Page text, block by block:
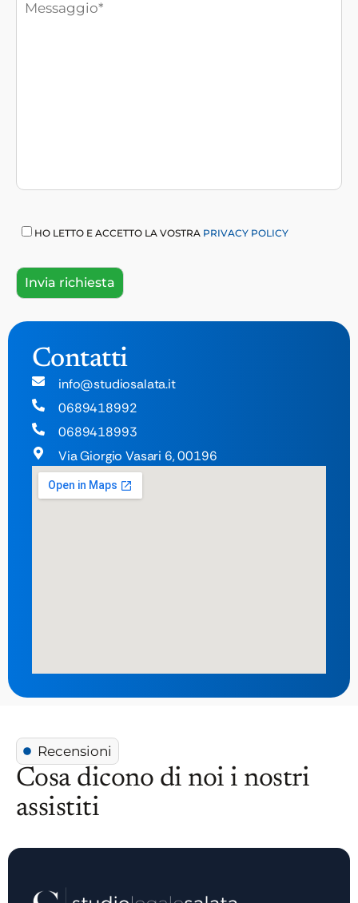
Contatti
info@studiosalata.it
0689418992
0689418993
Via Giorgio Vasari 6, 00196
HO LETTO E ACCETTO LA VOSTRA PRIVACY POLICY
Recensioni
Cosa dicono di noi i nostri
assistiti